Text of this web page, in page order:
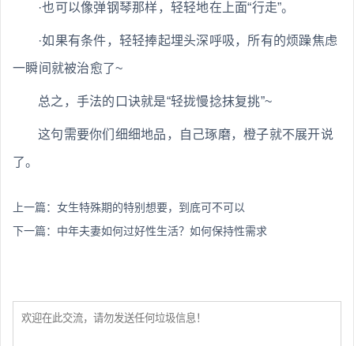
·也可以像弹钢琴那样，轻轻地在上面“行走”。
·如果有条件，轻轻捧起埋头深呼吸，所有的烦躁焦虑
一瞬间就被治愈了~
总之，手法的口诀就是“轻拢慢捻抹复挑”~
这句需要你们细细地品，自己琢磨，橙子就不展开说
了。
上一篇： 女生特殊期的特别想要，到底可不可以
下一篇： 中年夫妻如何过好性生活？如何保持性需求